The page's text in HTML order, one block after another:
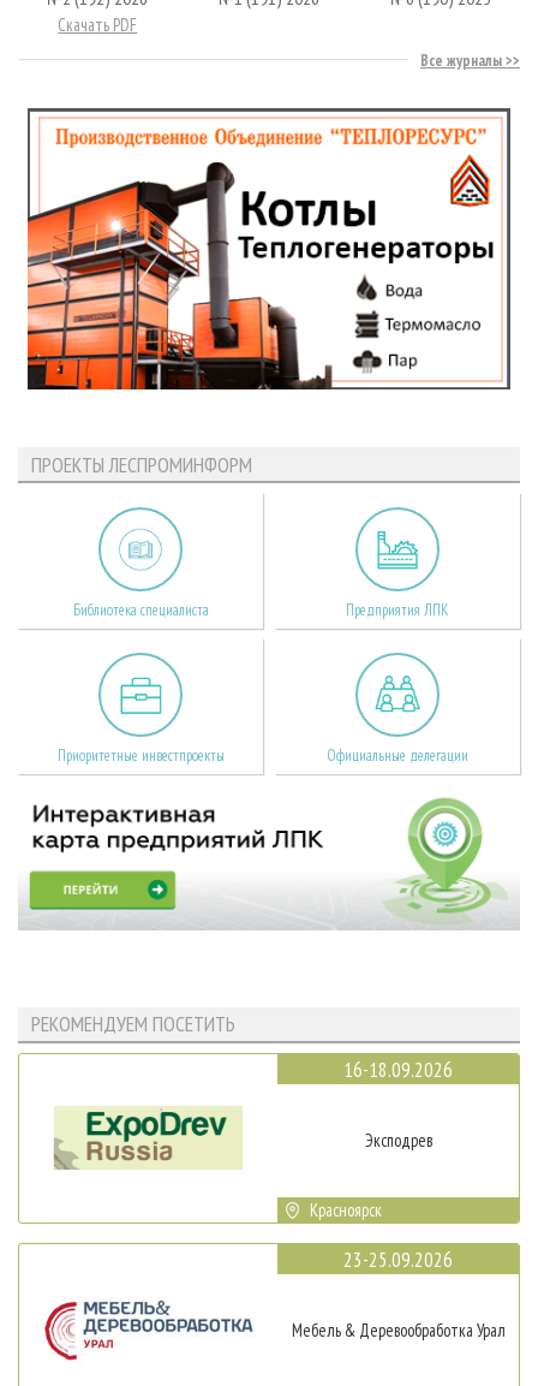
Скачать PDF
Все журналы
ПРОЕКТЫ ЛЕСПРОМИНФОРМ
Библиотека специалиста Предприятия ЛПК
Приоритетные инвестпроекты Официальные делегации
РЕКОМЕНДУЕМ ПОСЕТИТЬ
16-18.09.2026
Эксподрев
Красноярск
23-25.09.2026
Мебель & Деревообработка Урал